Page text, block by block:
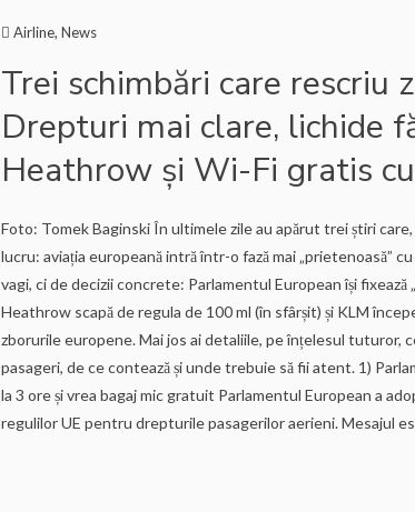
Airline,News
Trei schimbări care rescriu
Drepturi mai clare, lichide
Heathrow și Wi-Fi gratis
Foto: Tomek Baginski În ultimele zile au apărut trei știri care,
lucru: aviația europeană intră într-o fază mai „prietenoasă”
vagi, ci de decizii concrete: Parlamentul European își fixează
Heathrow scapă de regula de 100 ml (în sfârșit) și KLM
zborurile europene. Mai jos ai detaliile, pe înțelesul tuturor,
pasageri, de ce contează și unde trebuie să fii atent. 1)
la 3 ore și vrea bagaj mic gratuit Parlamentul European a
regulilor UE pentru drepturile pasagerilor aerieni. Mesajul